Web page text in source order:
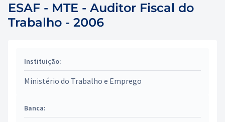
ESAF - MTE - Auditor Fiscal do
Trabalho - 2006
Instituição:
Ministério do Trabalho e Emprego
Banca: